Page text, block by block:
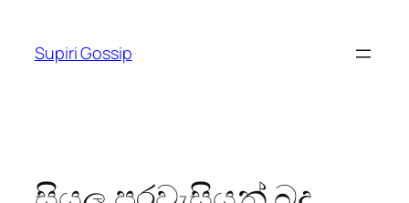
content
Supiri Gossip